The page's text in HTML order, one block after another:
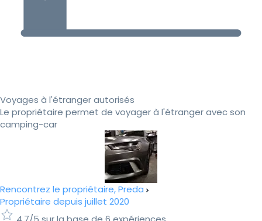
Voyages à l'étranger autorisés
Le propriétaire permet de voyager à l'étranger avec son
camping-car
Rencontrez le propriétaire, Preda
Propriétaire depuis juillet 2020